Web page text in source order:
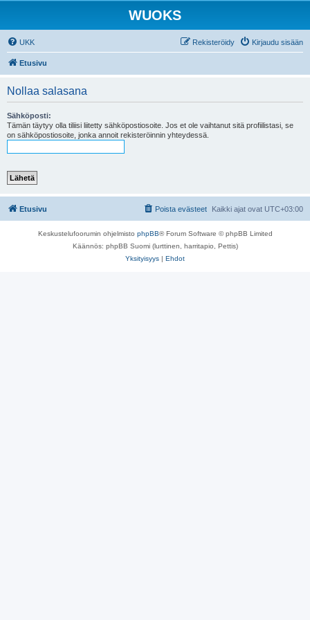
WUOKS
UKK Kirjaudu sisään
Rekisteröidy
Etusivu
Nollaa salasana
Sähköposti:
Tämän täytyy olla tiliisi liitetty sähköpostiosoite. Jos et ole vaihtanut sitä profiilistasi, se
on sähköpostiosoite, jonka annoit rekisteröinnin yhteydessä.
Etusivu Kaikki ajat ovat UTC+03:00
Poista evästeet
Keskustelufoorumin ohjelmisto phpBB® Forum Software © phpBB Limited
Käännös: phpBB Suomi (lurttinen, harritapio, Pettis)
Yksityisyys | Ehdot